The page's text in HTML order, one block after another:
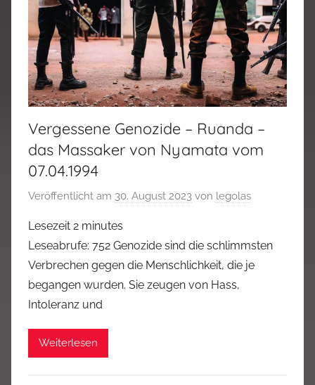
Vergessene Genozide – Ruanda –
das Massaker von Nyamata vom
07.04.1994
Veröffentlicht am 30. August 2023 von legolas
Lesezeit 2 minutes
Leseabrufe: 752 Genozide sind die schlimmsten
Verbrechen gegen die Menschlichkeit, die je
begangen wurden. Sie zeugen von Hass,
Intoleranz und
Weiterlesen